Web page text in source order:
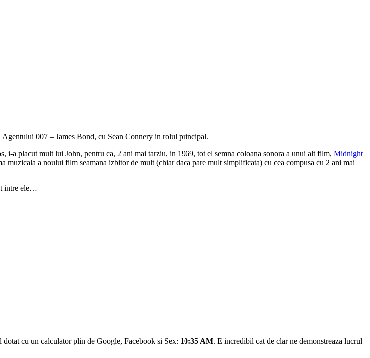
Agentului 007 – James Bond, cu Sean Connery in rolul principal.
i-a placut mult lui John, pentru ca, 2 ani mai tarziu, in 1969, tot el semna coloana sonora a unui alt film, Midnight
a noului film seamana izbitor de mult (chiar daca pare mult simplificata) cu cea compusa cu 2 ani mai
intre ele…
cu un calculator plin de Google, Facebook si Sex: 10:35 AM. E incredibil cat de clar ne demonstreaza lucrul